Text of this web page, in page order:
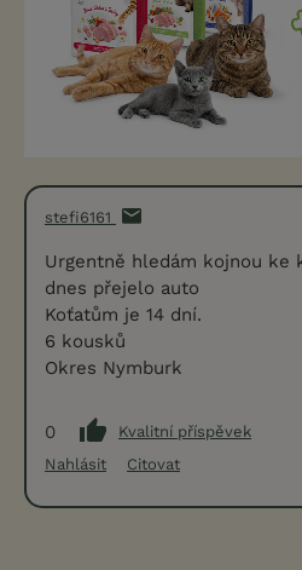
stefi6161
Urgentně hledám kojnou ke
dnes přejelo auto
Koťatům je 14 dní.
6 kousků
Okres Nymburk
0
Kvalitní příspěvek
Nahlásit
Citovat